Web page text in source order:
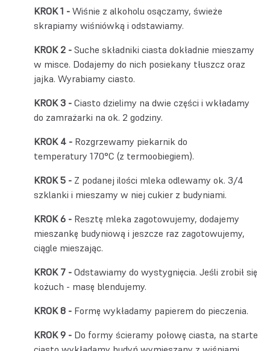
Wiśnie z alkoholu osączamy, świeże
skrapiamy wiśniówką i odstawiamy.
Suche składniki ciasta dokładnie mieszamy
w misce. Dodajemy do nich posiekany tłuszcz oraz
jajka. Wyrabiamy ciasto.
Ciasto dzielimy na dwie części i wkładamy
do zamrażarki na ok. 2 godziny.
Rozgrzewamy piekarnik do
temperatury 170°C (z termoobiegiem).
Z podanej ilości mleka odlewamy ok. 3/4
szklanki i mieszamy w niej cukier z budyniami.
Resztę mleka zagotowujemy, dodajemy
mieszankę budyniową i jeszcze raz zagotowujemy,
ciągle mieszając.
Odstawiamy do wystygnięcia. Jeśli zrobił się
kożuch - masę blendujemy.
Formę wykładamy papierem do pieczenia.
Do formy ścieramy połowę ciasta, na starte